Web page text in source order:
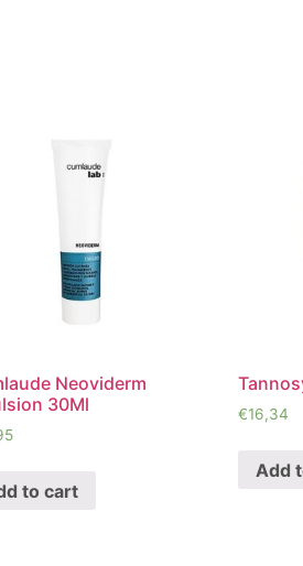
Neoviderm
30Ml
to cart
€16,34
Add